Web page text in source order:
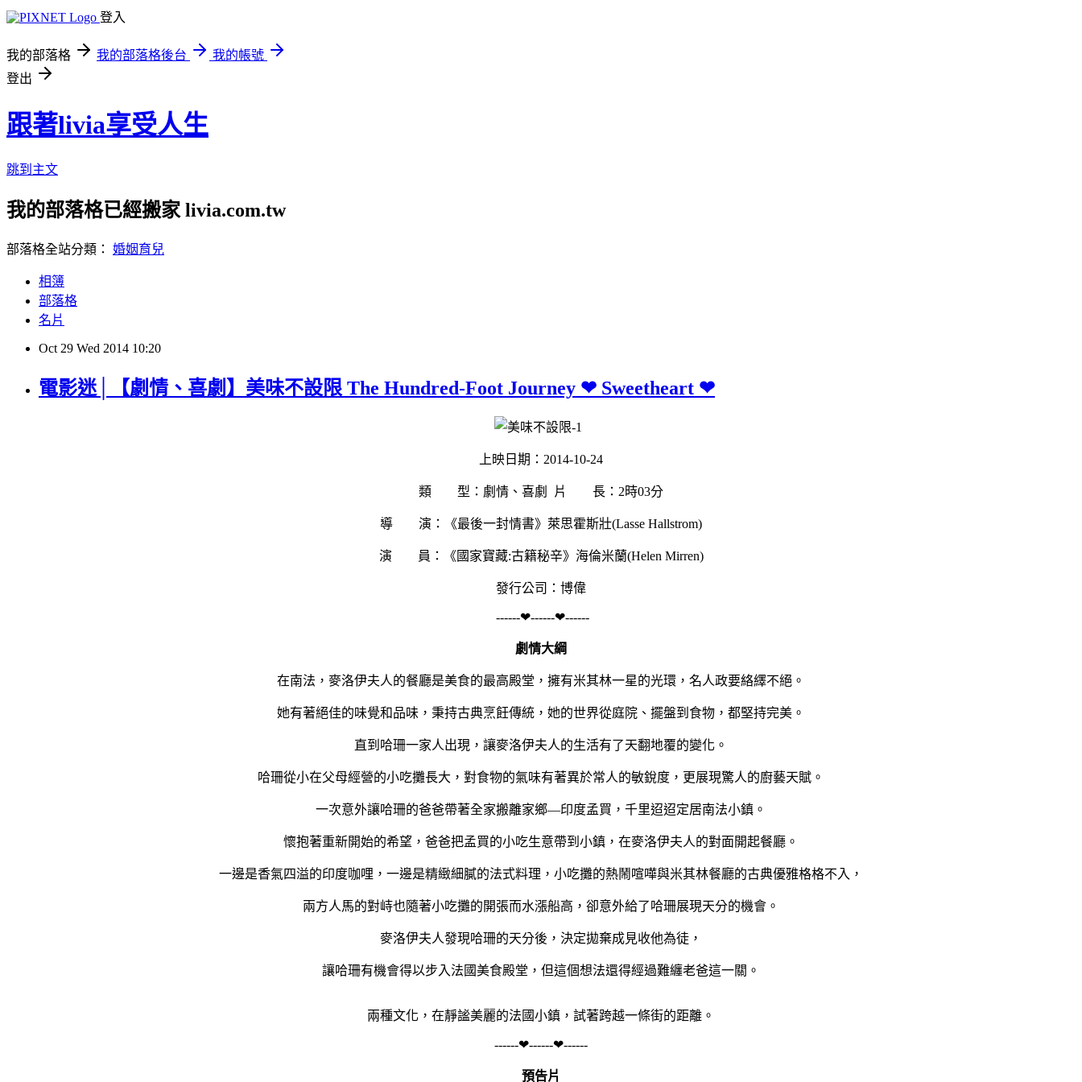
登入
我的部落格 我的部落格後台
我的帳號
登出
跟著livia享受人生
跳到主文
我的部落格已經搬家 livia.com.tw
部落格全站分類： 婚姻育兒
相簿
部落格
名片
Oct 29 Wed 2014 10:20
電影迷│【劇情、喜劇】美味不設限 The Hundred-Foot Journey ❤ Sweetheart ❤
上映日期：2014-10-24
類 型：劇情、喜劇 片 長：2時03分
導 演：《最後一封情書》萊思霍斯壯(Lasse Hallstrom)
演 員：《國家寶藏:古籍秘辛》海倫米蘭(Helen Mirren)
發行公司：博偉
------❤------❤------
劇情大綱
在南法，麥洛伊夫人的餐廳是美食的最高殿堂，擁有米其林一星的光環，名人政要絡繹不絕。
她有著絕佳的味覺和品味，秉持古典烹飪傳統，她的世界從庭院、擺盤到食物，都堅持完美。
直到哈珊一家人出現，讓麥洛伊夫人的生活有了天翻地覆的變化。
哈珊從小在父母經營的小吃攤長大，對食物的氣味有著異於常人的敏銳度，更展現驚人的廚藝天賦。
一次意外讓哈珊的爸爸帶著全家搬離家鄉—印度孟買，千里迢迢定居南法小鎮。
懷抱著重新開始的希望，爸爸把孟買的小吃生意帶到小鎮，在麥洛伊夫人的對面開起餐廳。
一邊是香氣四溢的印度咖哩，一邊是精緻細膩的法式料理，小吃攤的熱鬧喧嘩與米其林餐廳的古典優雅格格不入，
兩方人馬的對峙也隨著小吃攤的開張而水漲船高，卻意外給了哈珊展現天分的機會。
麥洛伊夫人發現哈珊的天分後，決定拋棄成見收他為徒，
讓哈珊有機會得以步入法國美食殿堂，但這個想法還得經過難纏老爸這一關。
兩種文化，在靜謐美麗的法國小鎮，試著跨越一條街的距離。
------❤------❤------
預告片